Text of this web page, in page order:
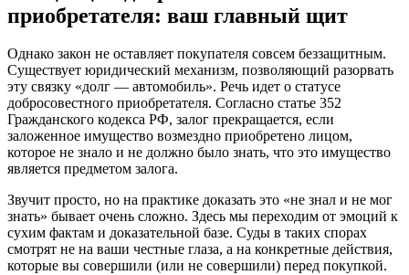
приобретателя: ваш главный щит
Однако закон не оставляет покупателя совсем беззащитным.
Существует юридический механизм, позволяющий разорвать
эту связку «долг — автомобиль». Речь идет о статусе
добросовестного приобретателя. Согласно статье 352
Гражданского кодекса РФ, залог прекращается, если
заложенное имущество возмездно приобретено лицом,
которое не знало и не должно было знать, что это имущество
является предметом залога.
Звучит просто, но на практике доказать это «не знал и не мог
знать» бывает очень сложно. Здесь мы переходим от эмоций к
сухим фактам и доказательной базе. Суды в таких спорах
смотрят не на ваши честные глаза, а на конкретные действия,
которые вы совершили (или не совершили) перед покупкой.